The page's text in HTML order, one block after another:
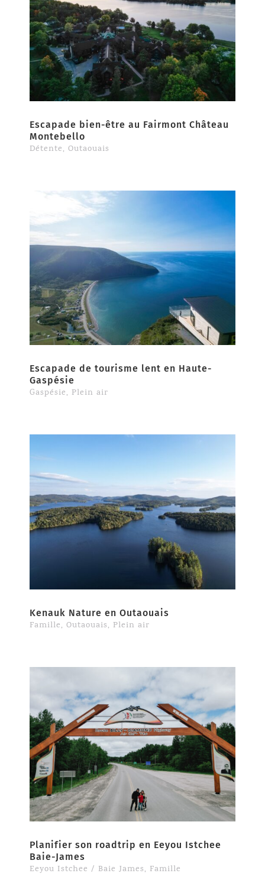
Escapade bien-être au Fairmont Château
Montebello
Détente, Outaouais
Escapade de tourisme lent en Haute-
Gaspésie
Gaspésie, Plein air
Kenauk Nature en Outaouais
Famille, Outaouais, Plein air
Planifier son roadtrip en Eeyou Istchee
Baie-James
Eeyou Istchee / Baie James, Famille